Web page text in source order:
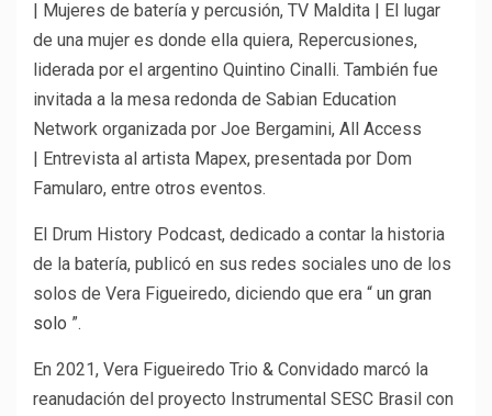
| Mujeres de batería y percusión, TV Maldita | El lugar
de una mujer es donde ella quiera, Repercusiones,
liderada por el argentino Quintino Cinalli. También fue
invitada a la mesa redonda de Sabian Education
Network organizada por Joe Bergamini, All Access
| Entrevista al artista Mapex, presentada por Dom
Famularo, entre otros eventos.
El Drum History Podcast, dedicado a contar la historia
de la batería, publicó en sus redes sociales uno de los
solos de Vera Figueiredo, diciendo que era “ un gran
solo ”.
En 2021, Vera Figueiredo Trio & Convidado marcó la
reanudación del proyecto Instrumental SESC Brasil con